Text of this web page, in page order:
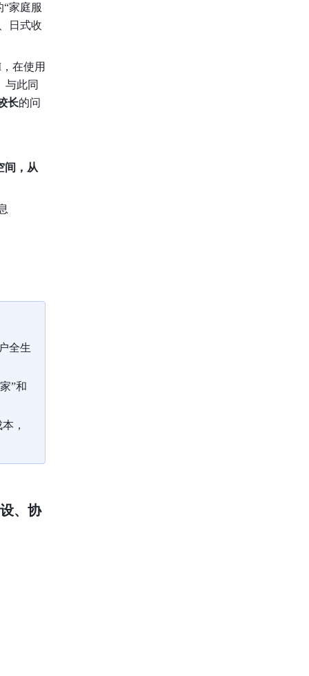
家庭服
日式收
在使用
与此同
长的问
间，从
全生
”和
，
、协